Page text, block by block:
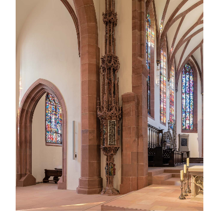
Detailreiches Sakramentshäuschen im gotischen Stil,
aus rotem Sandstein mit figürlichen Darstellungen,
neben dem Altarraum der Stiftskirche Baden-Baden.